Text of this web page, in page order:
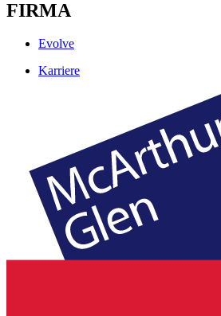
FIRMA
Evolve
Karriere